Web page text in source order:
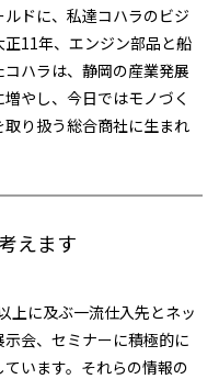
ドに、私達コハラのビジ
11年、エンジン部品と船
ハラは、静岡の産業発展
やし、今日ではモノづく
り扱う総合商社に生まれ
えます
上に及ぶ一流仕入先とネッ
会、セミナーに積極的に
います。それらの情報の